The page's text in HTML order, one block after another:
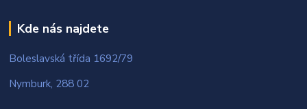
Kde nás najdete
Boleslavská třída 1692/79
Nymburk, 288 02